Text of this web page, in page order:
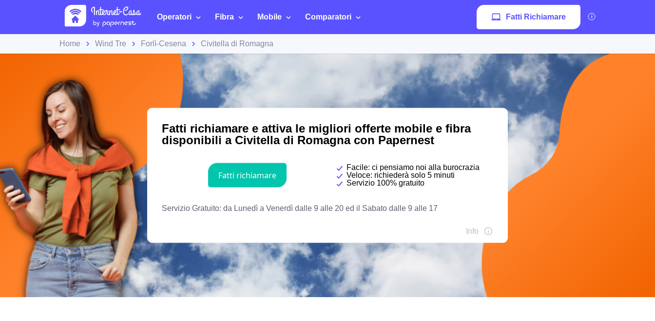
Operatori Fibra Mobile Comparatori Fatti Richiamare
Home Wind Tre Forlì-Cesena Civitella di Romagna